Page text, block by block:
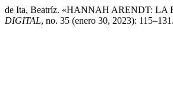
de Ita, Beatríz. «HANNAH ARENDT:
DIGITAL, no. 35 (enero 30, 2023):